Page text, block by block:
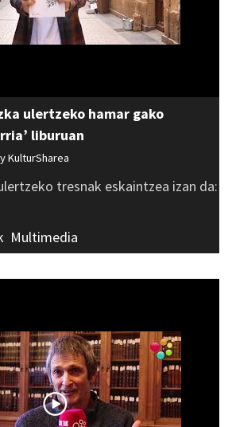
ulertzeko hamar gako
liburuan
KulturSharea
tresnak eskaintzea izan da:
Multimedia